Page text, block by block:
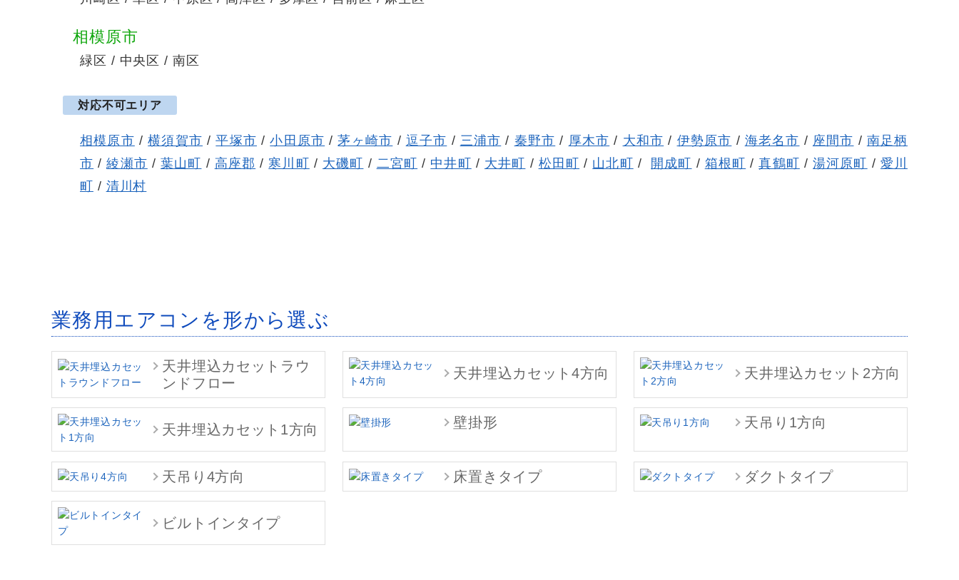
相模原市
緑区 / 中央区 / 南区
対応不可エリア
相模原市 /横須賀市 /平塚市 /小田原市 /茅ヶ崎市 / 逗子市 / 三浦市 / 秦野市 / 厚木市 / 大和市 / 伊勢原市 / 海老名市 / 座間市 / 南足柄
市 /綾瀬市 /葉山町 / 高座郡 / 寒川町 / 大磯町 / 二宮町 / 中井町 / 大井町 / 松田町 / 山北町 / 開成町 / 箱根町 /真鶴町 /湯河原町 / 愛川
町 / 清川村
業務用エアコンを形から選ぶ
天井埋込カセットラウ
ンドフロー
天井埋込カセット4方向 天井埋込カセット2方向
天井埋込カセット1方向 壁掛形 天吊り1方向
天吊り4方向 床置きタイプ ダクトタイプ
ビルトインタイプ